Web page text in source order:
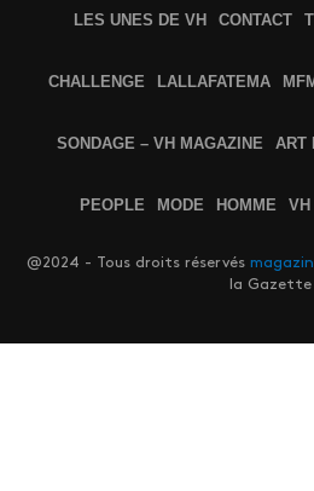
LES UNES DE VH CONTACT
CHALLENGE LALLAFATEMA
SONDAGE – VH MAGAZINE ART
PEOPLE MODE HOMME VH
@2024 - Tous droits réservés
la Gazette